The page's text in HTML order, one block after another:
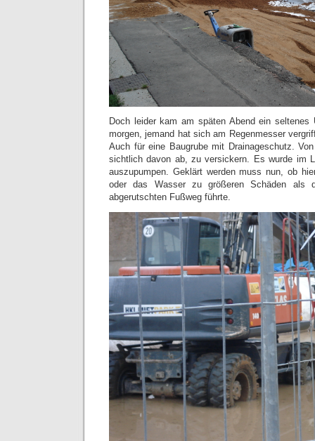
Doch leider kam am späten Abend ein seltenes
morgen, jemand hat sich am Regenmesser
Auch für eine Baugrube mit Drainageschutz.
sichtlich davon ab, zu versickern. Es wurde im
auszupumpen. Geklärt werden muss nun, ob
oder das Wasser zu größeren Schäden als
abgerutschten Fußweg führte.